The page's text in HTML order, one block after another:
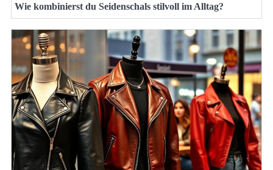
Wie kombinierst du Seidenschals stilvoll im Alltag?